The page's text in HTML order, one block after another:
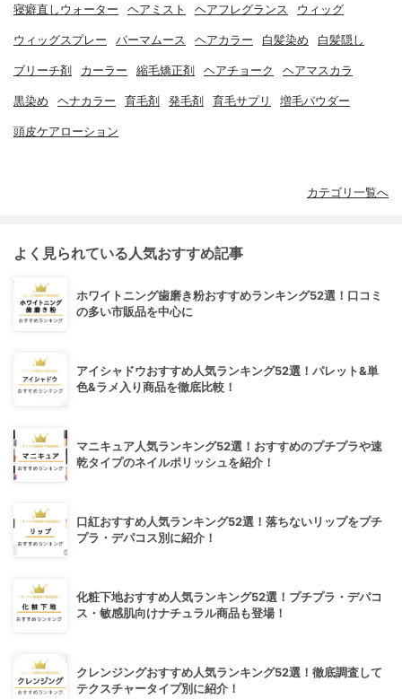
寝癖直しウォーター ヘアミスト ヘアフレグランス ウィッグ
ウィッグスプレー パーマムース ヘアカラー 白髪染め 白髪隠し
ブリーチ剤 カーラー 縮毛矯正剤 ヘアチョーク ヘアマスカラ
黒染め ヘナカラー 育毛剤 発毛剤 育毛サプリ 増毛パウダー
頭皮ケアローション
カテゴリ一覧へ
よく見られている人気おすすめ記事
ホワイトニング歯磨き粉おすすめランキング52選！口コミ
の多い市販品を中心に
アイシャドウおすすめ人気ランキング52選！パレット&単
色&ラメ入り商品を徹底比較！
マニキュア人気ランキング52選！おすすめのプチプラや速
乾タイプのネイルポリッシュを紹介！
口紅おすすめ人気ランキング52選！落ちないリップをプチ
プラ・デパコス別に紹介！
化粧下地おすすめ人気ランキング52選！プチプラ・デパコ
ス・敏感肌向けナチュラル商品も登場！
クレンジングおすすめ人気ランキング52選！徹底調査して
テクスチャータイプ別に紹介！